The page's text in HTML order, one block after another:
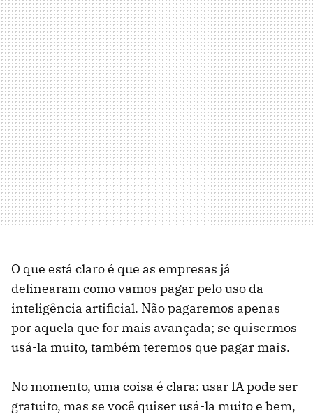
O que está claro é que as empresas já
delinearam como vamos pagar pelo uso da
inteligência artificial. Não pagaremos apenas
por aquela que for mais avançada; se quisermos
usá-la muito, também teremos que pagar mais.
No momento, uma coisa é clara: usar IA pode ser
gratuito, mas se você quiser usá-la muito e bem,